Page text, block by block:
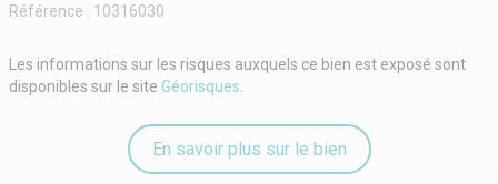
Espaces détente
- Le mobilier
-Les charges et taxes de bureaux
- Câblage informatique, iInternet, fibre et amplificateur wifi
Référence : 10316030
Les informations sur les risques auxquels ce bien est exposé sont
disponibles sur le site Géorisques.
En savoir plus sur le bien